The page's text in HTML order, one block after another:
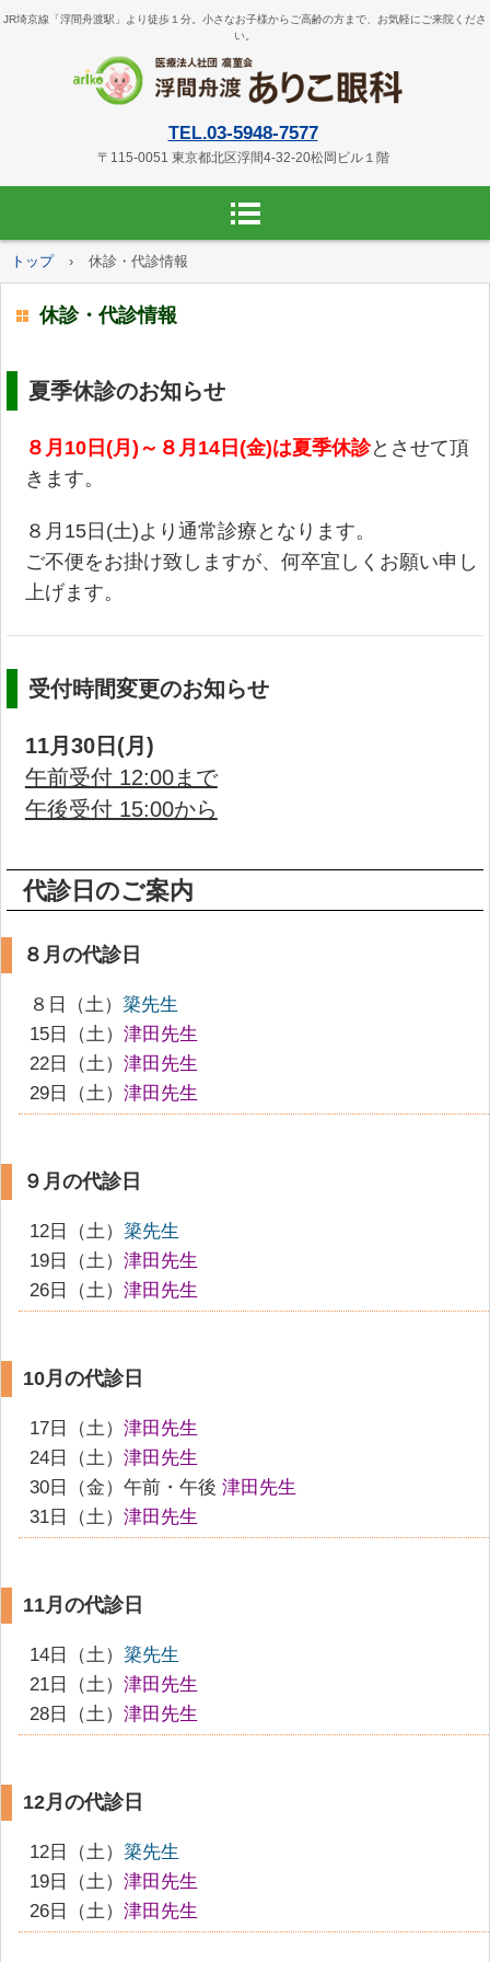
JR埼京線「浮間舟渡駅」より徒歩１分。小さなお子様からご高齢の方まで、お気軽にご来院くださ
い。
TEL.03-5948-7577
〒115-0051 東京都北区浮間4-32-20松岡ビル１階
トップ › 休診・代診情報
休診・代診情報
夏季休診のお知らせ
８月10日(月)～８月14日(金)は夏季休診とさせて頂
きます。
８月15日(土)より通常診療となります。
ご不便をお掛け致しますが、何卒宜しくお願い申し
上げます。
受付時間変更のお知らせ
11月30日(月)
午前受付 12:00まで
午後受付 15:00から
代診日のご案内
８月の代診日
８日（土） 簗先生
15日（土） 津田先生
22日（土） 津田先生
29日（土） 津田先生
９月の代診日
12日（土） 簗先生
19日（土） 津田先生
26日（土） 津田先生
10月の代診日
17日（土） 津田先生
24日（土） 津田先生
30日（金）午前・午後 津田先生
31日（土） 津田先生
11月の代診日
14日（土） 簗先生
21日（土） 津田先生
28日（土） 津田先生
12月の代診日
12日（土） 簗先生
19日（土） 津田先生
26日（土） 津田先生